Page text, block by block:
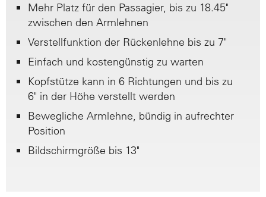
Mehr Platz für den Passagier, bis zu 18.45"
zwischen den Armlehnen
Verstellfunktion der Rückenlehne bis zu 7"
Einfach und kostengünstig zu warten
Kopfstütze kann in 6 Richtungen und bis zu
6" in der Höhe verstellt werden
Bewegliche Armlehne, bündig in aufrechter
Position
Bildschirmgröße bis 13"